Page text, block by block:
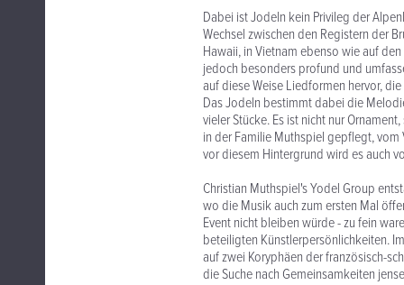
Dabei ist Jodeln kein Privileg der
Wechsel zwischen den Registern der
Hawaii, in Vietnam ebenso wie auf
jedoch besonders profund und
auf diese Weise Liedformen hervor,
Das Jodeln bestimmt dabei die
vieler Stücke. Es ist nicht nur
in der Familie Muthspiel gepflegt,
vor diesem Hintergrund wird es auch
Christian Muthspiel's Yodel Group
wo die Musik auch zum ersten Mal
Event nicht bleiben würde - zu fein
beteiligten Künstlerpersönlichkeiten.
auf zwei Koryphäen der französisch-
die Suche nach Gemeinsamkeiten